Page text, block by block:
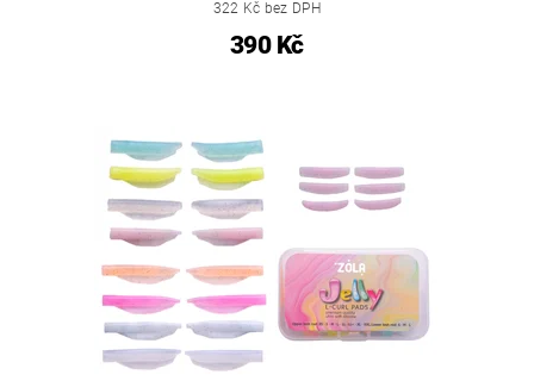
322 Kč bez DPH
390 Kč